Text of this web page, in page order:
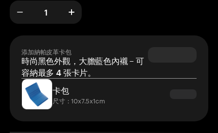
添加納帕皮革卡包
時尚黑色外觀，大膽藍色內襯 – 可
容納最多 4 張卡片。
卡包
尺寸：10x7.5x1cm